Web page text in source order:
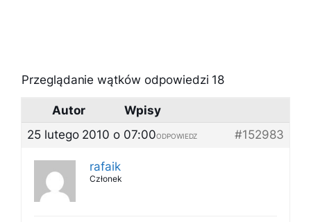
Przeglądanie wątków odpowiedzi 18
Autor
Wpisy
25 lutego 2010 o 07:00
#152983
ODPOWIEDZ
rafaik
Członek